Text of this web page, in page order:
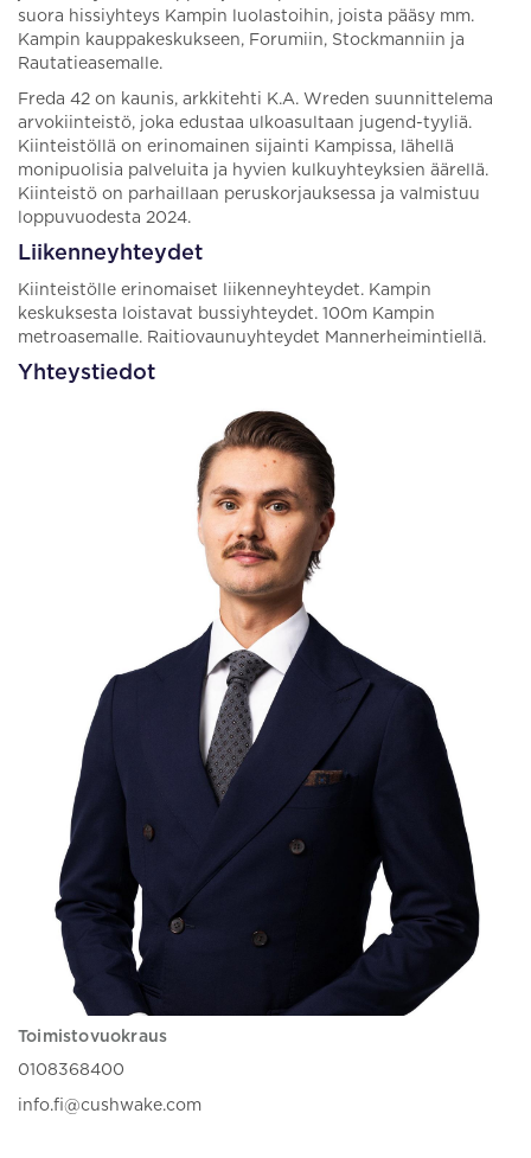
suora hissiyhteys Kampin luolastoihin, joista pääsy mm.
Kampin kauppakeskukseen, Forumiin, Stockmanniin ja
Rautatieasemalle.
Freda 42 on kaunis, arkkitehti K.A. Wreden suunnittelema
arvokiinteistö, joka edustaa ulkoasultaan jugend-tyyliä.
Kiinteistöllä on erinomainen sijainti Kampissa, lähellä
monipuolisia palveluita ja hyvien kulkuyhteyksien äärellä.
Kiinteistö on parhaillaan peruskorjauksessa ja valmistuu
loppuvuodesta 2024.
Liikenneyhteydet
Kiinteistölle erinomaiset liikenneyhteydet. Kampin
keskuksesta loistavat bussiyhteydet. 100m Kampin
metroasemalle. Raitiovaunuyhteydet Mannerheimintiellä.
Yhteystiedot
Toimistovuokraus
0108368400
info.fi@cushwake.com